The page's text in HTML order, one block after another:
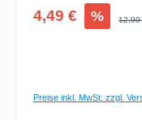
Verkaufspreis:
4,49 € % 12,99
Preise inkl. MwSt. zzgl.